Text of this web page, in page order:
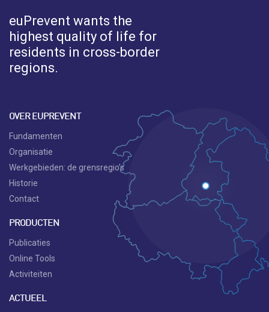
euPrevent wants the
highest quality of life for
residents in cross-border
regions.
OVER EUPREVENT
Fundamenten
Organisatie
Werkgebieden: de grensregio’s
Historie
Contact
PRODUCTEN
Publicaties
Online Tools
Activiteiten
ACTUEEL